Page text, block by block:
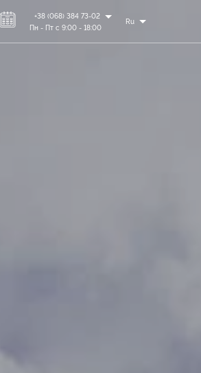
+38 (068) 384 73-02
Пн - Пт с 9:00 - 18:00
Ru